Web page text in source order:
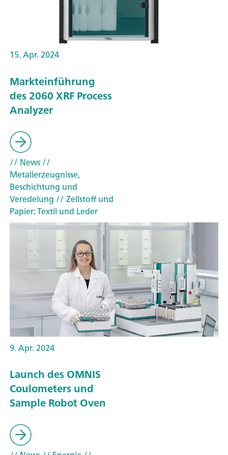
15. Apr. 2024
Markteinführung
des 2060 XRF Process
Analyzer
// News//
Metallerzeugnisse,
Beschichtung und
Veredelung // Zellstoff und
Papier; Textil und Leder
9. Apr. 2024
Launch des OMNIS
Coulometers und
Sample Robot Oven